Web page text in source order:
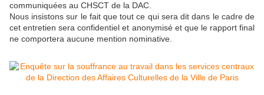
communiquées au CHSCT de la DAC.
Nous insistons sur le fait que tout ce qui sera dit dans le cadre de
cet entretien sera confidentiel et anonymisé et que le rapport final
ne comportera aucune mention nominative.